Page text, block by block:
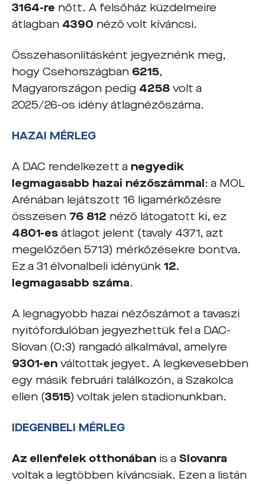
3164-re nőtt. A felsőház küzdelmeire
átlagban 4390 néző volt kíváncsi.
Összehasonlításként jegyeznénk meg,
hogy Csehországban 6215,
Magyarországon pedig 4258 volt a
2025/26-os idény átlagnézőszáma.
HAZAI MÉRLEG
A DAC rendelkezett a negyedik
legmagasabb hazai nézőszámmal: a MOL
Arénában lejátszott 16 ligamérkőzésre
összesen 76 812 néző látogatott ki, ez
4801-es átlagot jelent (tavaly 4371, azt
megelőzően 5713) mérkőzésekre bontva.
Ez a 31 élvonalbeli idényünk 12.
legmagasabb száma.
A legnagyobb hazai nézőszámot a tavaszi
nyitófordulóban jegyezhettük fel a DAC-
Slovan (0:3) rangadó alkalmával, amelyre
9301-en váltottak jegyet. A legkevesebben
egy másik februári találkozón, a Szakolca
ellen (3515) voltak jelen stadionunkban.
IDEGENBELI MÉRLEG
Az ellenfelek otthonában is a Slovanra
voltak a legtöbben kíváncsiak. Ezen a listán